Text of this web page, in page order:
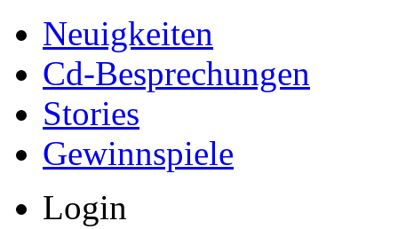
Neuigkeiten
Cd-Besprechungen
Stories
Gewinnspiele
Login